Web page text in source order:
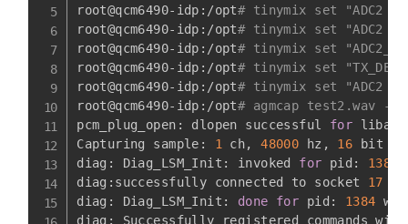
root@qcm6490-idp:/opt# tinymix set "ADC2
root@qcm6490-idp:/opt# tinymix set "ADC2
root@qcm6490-idp:/opt# tinymix set
root@qcm6490-idp:/opt# tinymix set
root@qcm6490-idp:/opt# tinymix set "ADC2
root@qcm6490-idp:/opt# agmcap test2.wav -D
pcm_plug_open: dlopen successful for
Capturing sample: 1 ch, 48000 hz, 16 bit
diag: Diag_LSM_Init: invoked for pid: 1384
diag:successfully connected to socket 17
diag: Diag_LSM_Init: done for pid: 1384